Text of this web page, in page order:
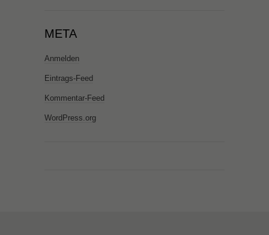
META
Anmelden
Eintrags-Feed
Kommentar-Feed
WordPress.org